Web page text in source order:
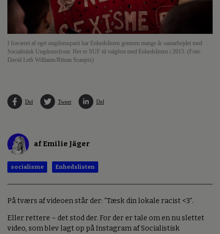
I fraværet af eget ungdomsparti har Enhedslisten gennem mange år samarbejdet med
Socialistisk Ungdomsfront. Her er SUF til valgfest med Enhedslisten i 2015. (Foto:
David Leth Williams/Ritzau Scanpix)
Del Tweet Del
af Emilie Jäger
socialisme Enhedslisten
På tværs af videoen står der: “Tæsk din lokale racist <3”.
Eller rettere – det stod der. For der er tale om en nu slettet
video, som blev lagt op på Instagram af Socialistisk